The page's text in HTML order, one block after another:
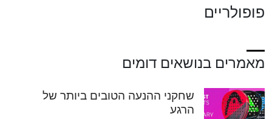
פופולריים
מאמרים בנושאים דומים
שחקני ההנעה הטובים ביותר של
הרגע